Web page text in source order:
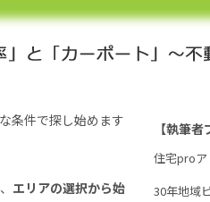
【執筆者
住宅proア
30年地域
条件で探し始めます
エリアの選択から始